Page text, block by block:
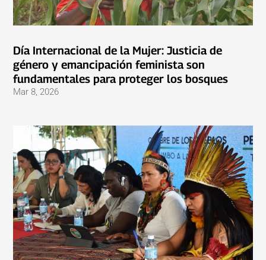
Día Internacional de la Mujer: Justicia de
género y emancipación feminista son
fundamentales para proteger los bosques
Mar 8, 2026